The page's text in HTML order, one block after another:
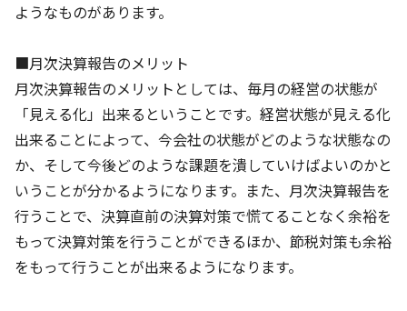
ようなものがあります。
■月次決算報告のメリット
月次決算報告のメリットとしては、毎月の経営の状態が
「見える化」出来るということです。経営状態が見える化
出来ることによって、今会社の状態がどのような状態なの
か、そして今後どのような課題を潰していけばよいのかと
いうことが分かるようになります。また、月次決算報告を
行うことで、決算直前の決算対策で慌てることなく余裕を
もって決算対策を行うことができるほか、節税対策も余裕
をもって行うことが出来るようになります。